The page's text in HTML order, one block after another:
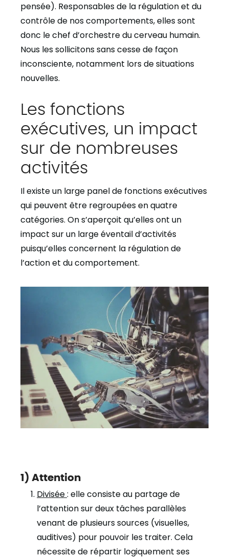
pensée). Responsables de la régulation et du
contrôle de nos comportements, elles sont
donc le chef d’orchestre du cerveau humain.
Nous les sollicitons sans cesse de façon
inconsciente, notamment lors de situations
nouvelles.
Les fonctions
exécutives, un impact
sur de nombreuses
activités
Il existe un large panel de fonctions exécutives
qui peuvent être regroupées en quatre
catégories. On s’aperçoit qu’elles ont un
impact sur un large éventail d’activités
puisqu’elles concernent la régulation de
l’action et du comportement.
1) Attention
Divisée: elle consiste au partage de
l’attention sur deux tâches parallèles
venant de plusieurs sources (visuelles,
auditives) pour pouvoir les traiter. Cela
nécessite de répartir logiquement ses